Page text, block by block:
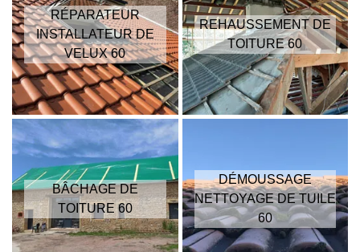
RÉPARATEUR
INSTALLATEUR DE
VELUX 60
REHAUSSEMENT DE
TOITURE 60
BÂCHAGE DE
TOITURE 60
DÉMOUSSAGE
NETTOYAGE DE TUILE
60